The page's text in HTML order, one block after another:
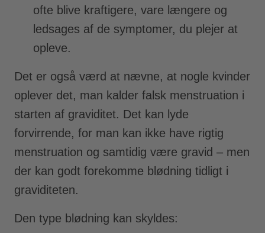
ofte blive kraftigere, vare længere og
ledsages af de symptomer, du plejer at
opleve.
Det er også værd at nævne, at nogle kvinder
oplever det, man kalder falsk menstruation i
starten af graviditet. Det kan lyde
forvirrende, for man kan ikke have rigtig
menstruation og samtidig være gravid – men
der kan godt forekomme blødning tidligt i
graviditeten.
Den type blødning kan skyldes: